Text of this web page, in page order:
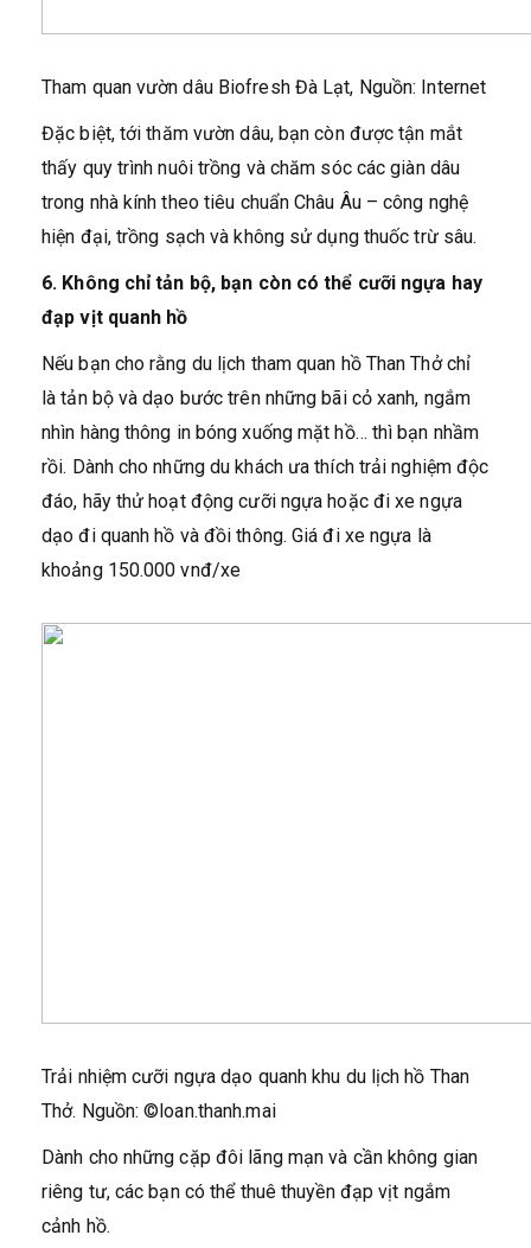
Tham quan vườn dâu Biofresh Đà Lạt, Nguồn: Internet
Đặc biệt, tới thăm vườn dâu, bạn còn được tận mắt
thấy quy trình nuôi trồng và chăm sóc các giàn dâu
trong nhà kính theo tiêu chuẩn Châu Âu – công nghệ
hiện đại, trồng sạch và không sử dụng thuốc trừ sâu.
6. Không chỉ tản bộ, bạn còn có thể cưỡi ngựa hay
đạp vịt quanh hồ
Nếu bạn cho rằng du lịch tham quan hồ Than Thở chỉ
là tản bộ và dạo bước trên những bãi cỏ xanh, ngắm
nhìn hàng thông in bóng xuống mặt hồ… thì bạn nhầm
rồi. Dành cho những du khách ưa thích trải nghiệm độc
đáo, hãy thử hoạt động cưỡi ngựa hoặc đi xe ngựa
dạo đi quanh hồ và đồi thông. Giá đi xe ngựa là
khoảng 150.000 vnđ/xe
Trải nhiệm cưỡi ngựa dạo quanh khu du lịch hồ Than
Thở. Nguồn: ©loan.thanh.mai
Dành cho những cặp đôi lãng mạn và cần không gian
riêng tư, các bạn có thể thuê thuyền đạp vịt ngắm
cảnh hồ.